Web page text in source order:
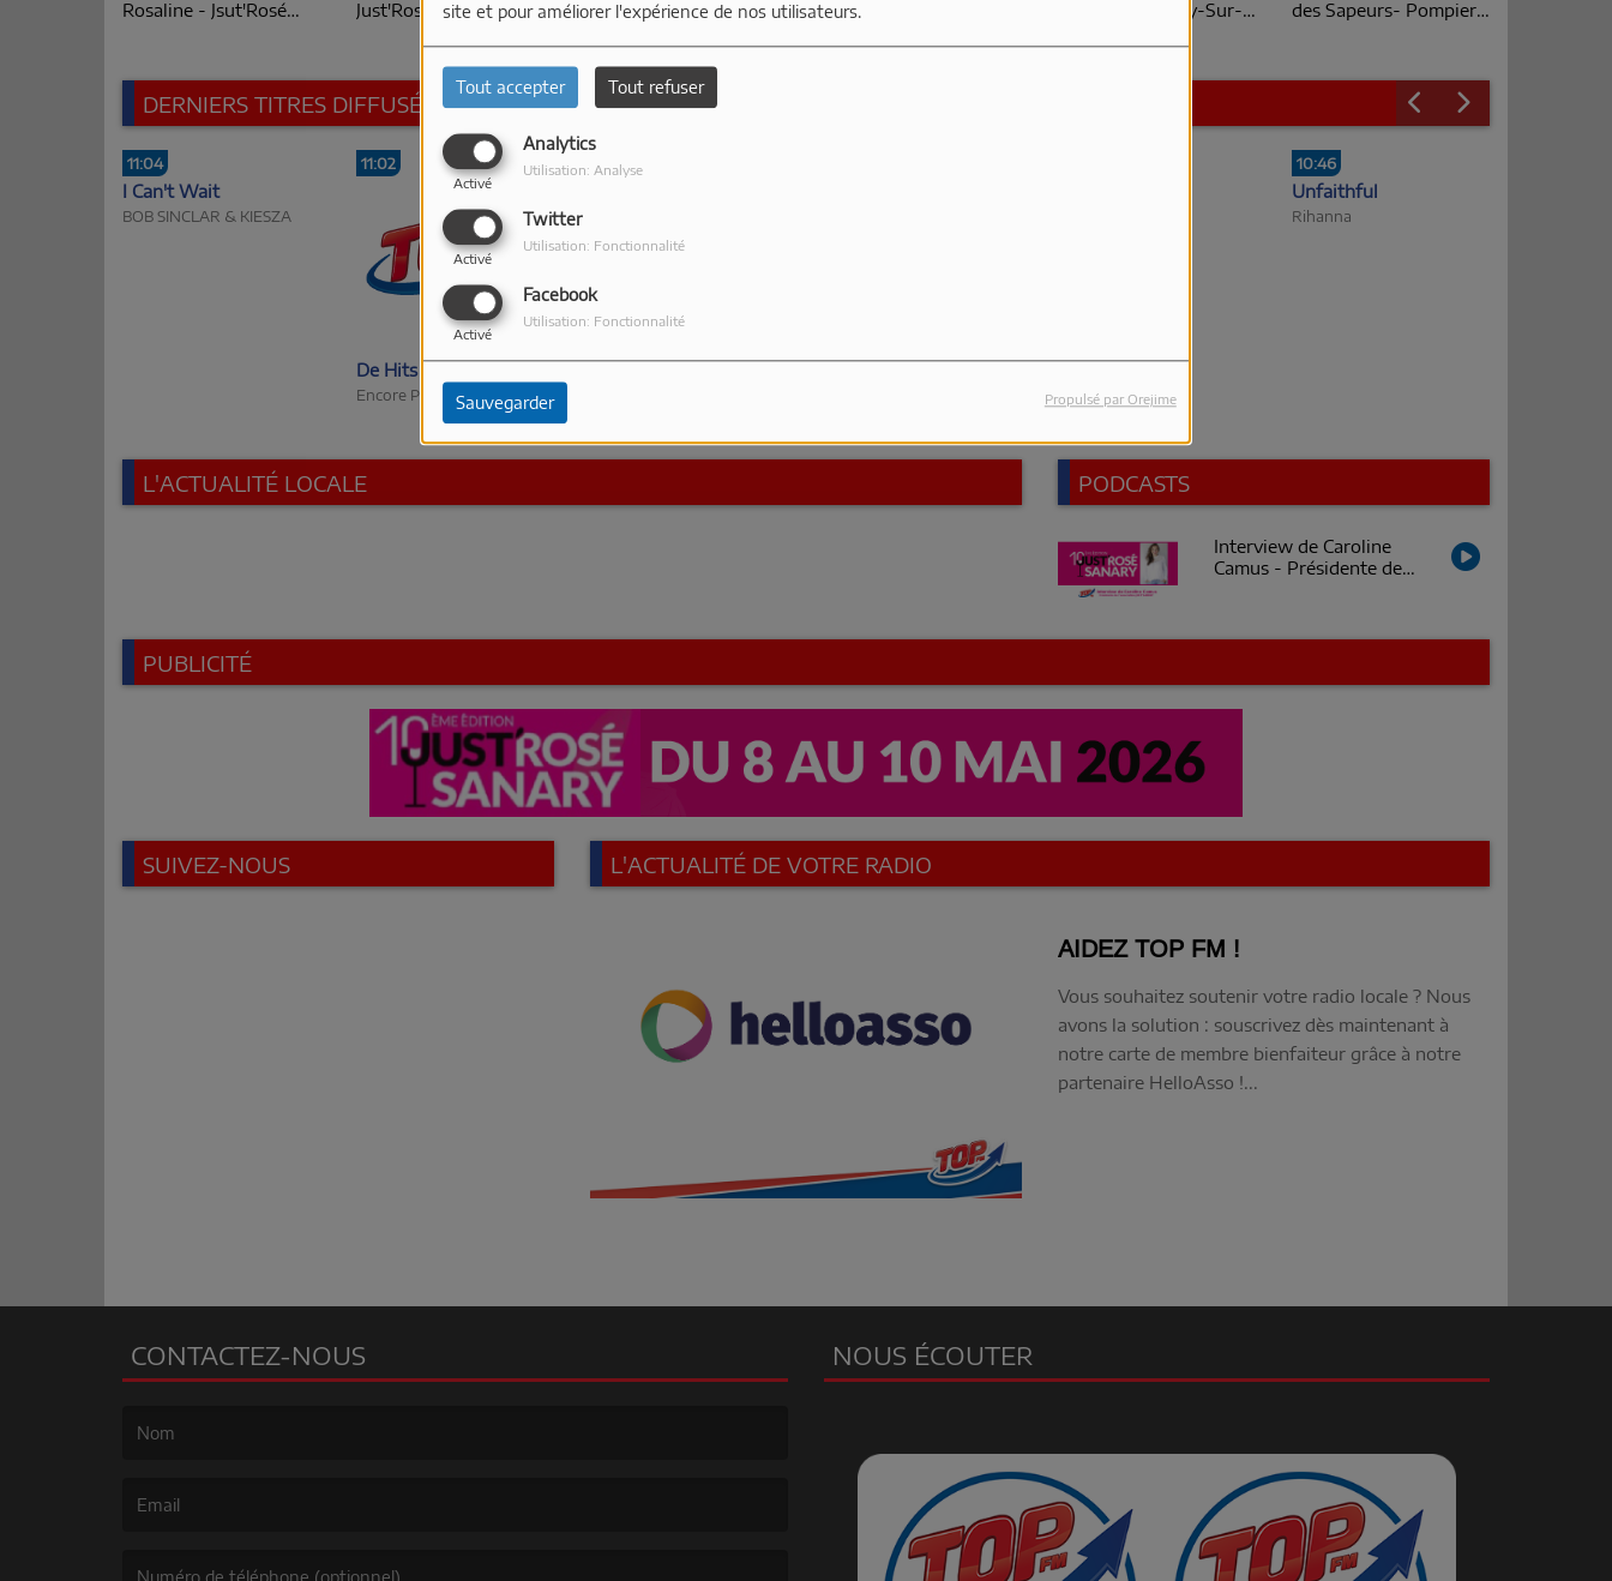
site et pour améliorer l'expérience de nos utilisateurs.
Tout accepter Tout refuser
Analytics
Activé
Utilisation: Analyse
Twitter
Activé
Utilisation: Fonctionnalité
Facebook
Activé
Utilisation: Fonctionnalité
Sauvegarder Propulsé par Orejime
Rosaline - Jsut'Rosé
Just'Rosé 2026
Domaine de La
2026
Heno Maire de Sanary
Just'Rosé 2026
Legend à Sanary-Sur-
des Sapeurs- Pompiers
DERNIERS TITRES DIFFUSÉS
11:04
I Can't Wait
BOB SINCLAR & KIESZA
11:02
De Hits
Encore Plus
10:58 10:46
Unfaithful
Rihanna
L'ACTUALITÉ LOCALE PODCASTS
Interview de Caroline
Camus - Présidente de
PUBLICITÉ
SUIVEZ-NOUS L'ACTUALITÉ DE VOTRE RADIO
AIDEZ TOP FM !
Vous souhaitez soutenir votre radio locale ? Nous
avons la solution : souscrivez dès maintenant à
notre carte de membre bienfaiteur grâce à notre
partenaire HelloAsso !...
CONTACTEZ-NOUS NOUS ÉCOUTER